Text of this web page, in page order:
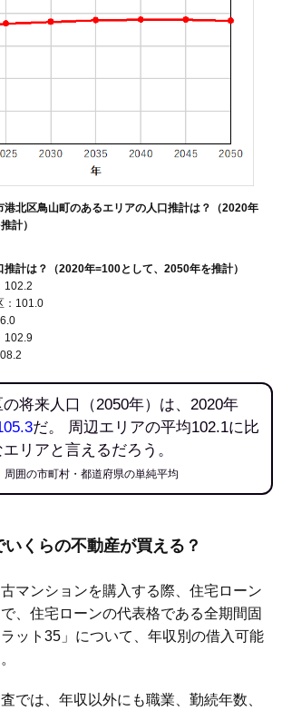
港北区鳥山町のあるエリアの人口推計は？（2020年
計）
推計は？（2020年=100として、2050年を推計）
102.2
：101.0
102.9
将来人口（2050年）は、2020年
だ。 周辺エリアの平均102.1に比
リアと言えるだろう。
囲の市町村・都道府県の単純平均
いくらの不動産が買える？
マンションを購入する際、住宅ローン
、住宅ローンの代表格である全期間固
ット35」について、年収別の借入可能
では、年収以外にも職業、勤続年数、